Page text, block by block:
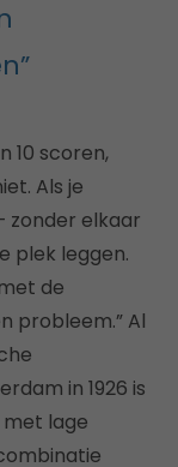
10 scoren,
Als je
zonder elkaar
plek leggen.
de
probleem.” Al
in 1926 is
lage